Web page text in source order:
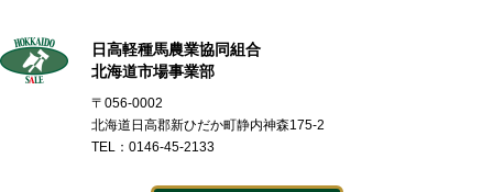
日高軽種馬農業協同組合
北海道市場事業部
〒056-0002
北海道日高郡新ひだか町静内神森175-2
TEL：0146-45-2133